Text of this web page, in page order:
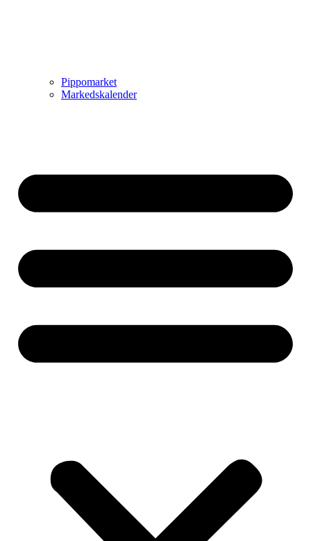
Pippomarket
Markedskalender